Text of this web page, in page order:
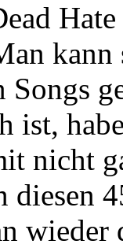
kann
Songs
nicht
diesen